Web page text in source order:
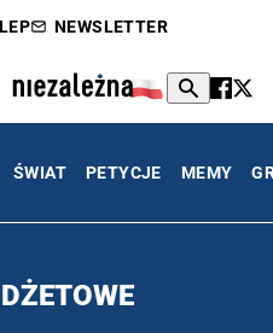
NEWSLETTER
ŚWIAT PETYCJE MEMY